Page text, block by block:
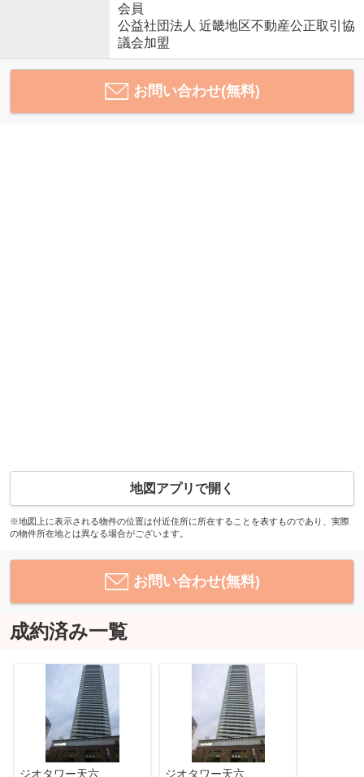
会員
公益社団法人 近畿地区不動産公正取引協
議会加盟
お問い合わせ(無料)
地図アプリで開く
※地図上に表示される物件の位置は付近住所に所在することを表すものであり、実際
の物件所在地とは異なる場合がございます。
お問い合わせ(無料)
成約済み一覧
ジオタワー天六 ジオタワー天六